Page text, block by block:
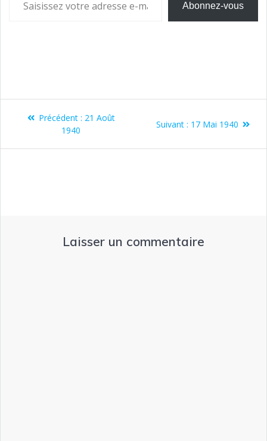
Abonnez-vous
Précédent : 21 Août
1940
Suivant : 17 Mai 1940
Laisser un commentaire